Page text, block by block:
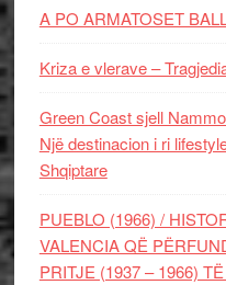
A PO ARMATOSET
Kriza e vlerave –
Green Coast sjell
Një destinacion i ri
Shqiptare
PUEBLO (1966) /
VALENCIA QË
PRITJE (1937 – 1966)